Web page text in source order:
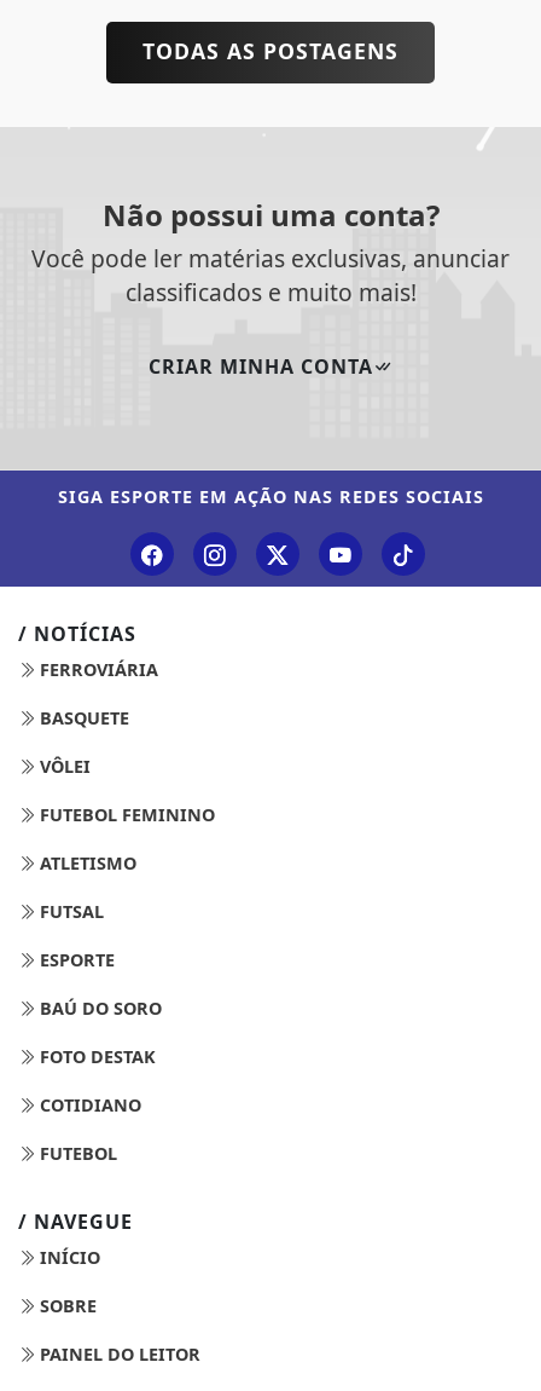
TODAS AS POSTAGENS
Não possui uma conta?
Você pode ler matérias exclusivas, anunciar
classificados e muito mais!
CRIAR MINHA CONTA
SIGA ESPORTE EM AÇÃO NAS REDES SOCIAIS
/ NOTÍCIAS
FERROVIÁRIA
BASQUETE
VÔLEI
FUTEBOL FEMININO
ATLETISMO
FUTSAL
ESPORTE
BAÚ DO SORO
FOTO DESTAK
COTIDIANO
FUTEBOL
/ NAVEGUE
INÍCIO
SOBRE
PAINEL DO LEITOR